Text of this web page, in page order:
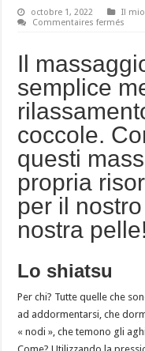
octobre 1, 2022
Il
Commentaires fermés
che
ci
bene
Il
semplice
coccole.
questi
propria
per il
nostra pelle!
Lo shiatsu
Per chi? Tutte quelle che
ad addormentarsi, che
« nodi », che temono gli